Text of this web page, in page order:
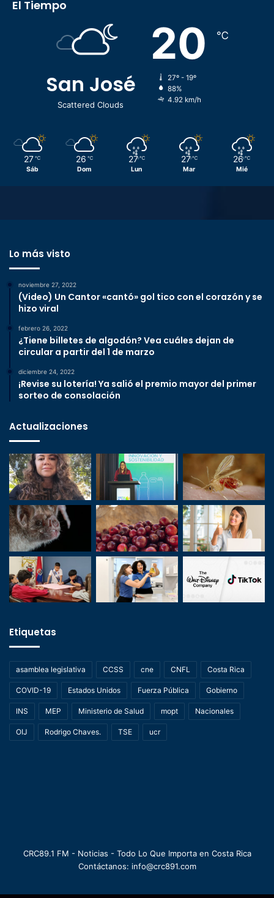
El Tiempo
San José
Scattered Clouds
20 ℃
27º - 19º
88%
4.92 km/h
27 ℃
Sáb
26 ℃
Dom
27 ℃
Lun
27 ℃
Mar
26 ℃
Mié
Lo más visto
noviembre 27, 2022
(Video) Un Cantor «cantó» gol tico con el corazón y se
hizo viral
febrero 26, 2022
¿Tiene billetes de algodón? Vea cuáles dejan de
circular a partir del 1 de marzo
diciembre 24, 2022
¡Revise su lotería! Ya salió el premio mayor del primer
sorteo de consolación
Actualizaciones
Etiquetas
asamblea legislativa CCSS cne CNFL Costa Rica
COVID-19 Estados Unidos Fuerza Pública Gobierno
INS MEP Ministerio de Salud mopt Nacionales
OIJ Rodrigo Chaves. TSE ucr
CRC89.1 FM - Noticias - Todo Lo Que Importa en Costa Rica
Contáctanos: info@crc891.com